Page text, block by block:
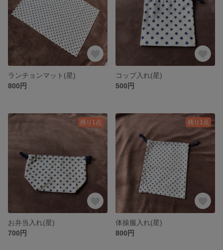
ランチョンマット(星)
800円
コップ入れ(星)
500円
残り1点
お弁当入れ(星)
700円
残り1点
体操服入れ(星)
800円